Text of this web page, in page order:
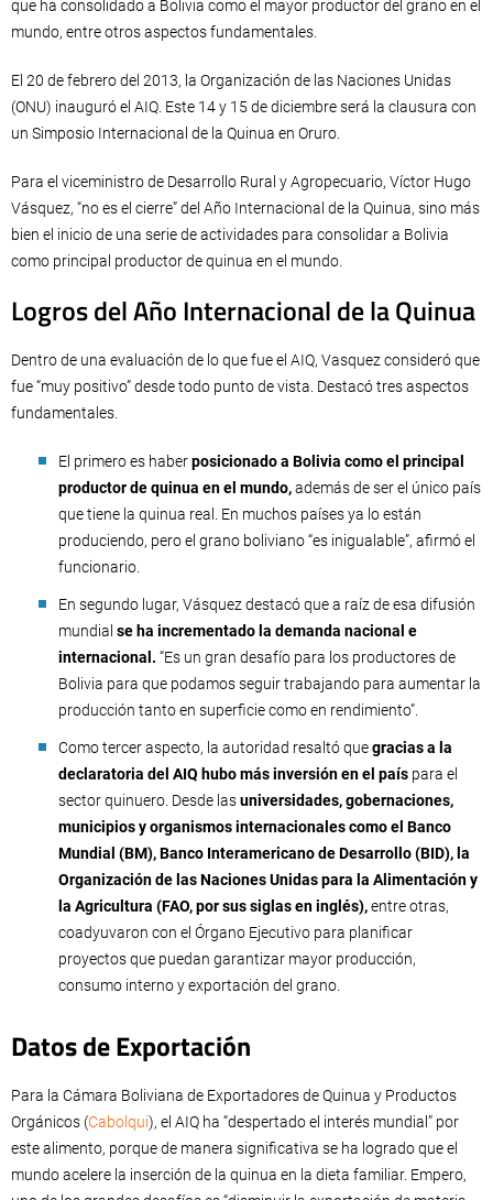
que ha consolidado a Bolivia como el mayor productor del grano en el
mundo, entre otros aspectos fundamentales.
El 20 de febrero del 2013, la Organización de las Naciones Unidas
(ONU) inauguró el AIQ. Este 14 y 15 de diciembre será la clausura con
un Simposio Internacional de la Quinua en Oruro.
Para el viceministro de Desarrollo Rural y Agropecuario, Víctor Hugo
Vásquez, “no es el cierre” del Año Internacional de la Quinua, sino más
bien el inicio de una serie de actividades para consolidar a Bolivia
como principal productor de quinua en el mundo.
Logros del Año Internacional de la Quinua
Dentro de una evaluación de lo que fue el AIQ, Vasquez consideró que
fue “muy positivo” desde todo punto de vista. Destacó tres aspectos
fundamentales.
El primero es haberposicionado a Bolivia como el principal
productor de quinua en el mundo,además de ser el único país
que tiene la quinua real. En muchos países ya lo están
produciendo, pero el grano boliviano “es inigualable”, afirmó el
funcionario.
En segundo lugar, Vásquez destacó que a raíz de esa difusión
mundial se ha incrementado la demanda nacional e
internacional. “Es un gran desafío para los productores de
Bolivia para que podamos seguir trabajando para aumentar la
producción tanto en superficie como en rendimiento”.
Como tercer aspecto, la autoridad resaltó quegracias a la
declaratoria del AIQ hubo más inversión en el país para el
sector quinuero. Desde lasuniversidades, gobernaciones,
municipios y organismos internacionales como el Banco
Mundial (BM), Banco Interamericano de Desarrollo (BID), la
Organización de las Naciones Unidas para la Alimentación y
la Agricultura (FAO, por sus siglas en inglés),entre otras,
coadyuvaron con el Órgano Ejecutivo para planificar
proyectos que puedan garantizar mayor producción,
consumo interno y exportación del grano.
Datos de Exportación
Para la Cámara Boliviana de Exportadores de Quinua y Productos
Orgánicos (Cabolqui), el AIQ ha “despertado el interés mundial” por
este alimento, porque de manera significativa se ha logrado que el
mundo acelere la inserción de la quinua en la dieta familiar. Empero,